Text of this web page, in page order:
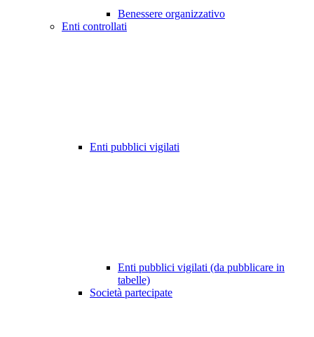
Benessere organizzativo
Enti controllati
Enti pubblici vigilati
Enti pubblici vigilati (da pubblicare in
tabelle)
Società partecipate